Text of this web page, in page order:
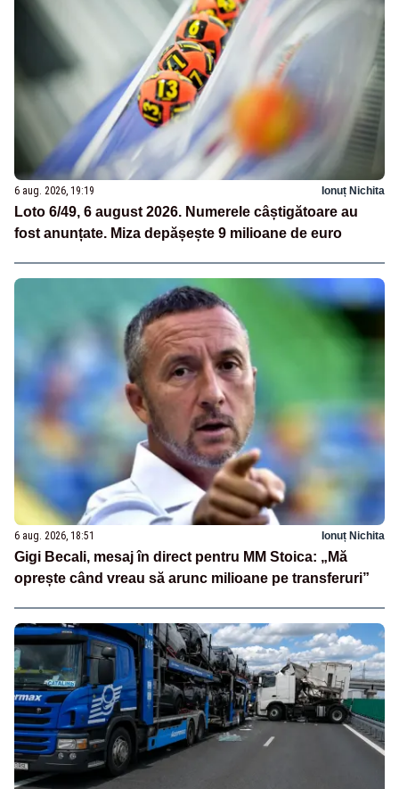
6 aug. 2026, 19:19 Ionuț Nichita
Loto 6/49, 6 august 2026. Numerele câștigătoare au
fost anunțate. Miza depășește 9 milioane de euro
6 aug. 2026, 18:51 Ionuț Nichita
Gigi Becali, mesaj în direct pentru MM Stoica: „Mă
oprește când vreau să arunc milioane pe transferuri”